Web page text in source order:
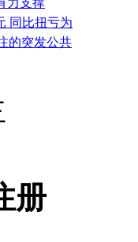
力支撑
同比扭亏为
的突发公共
册